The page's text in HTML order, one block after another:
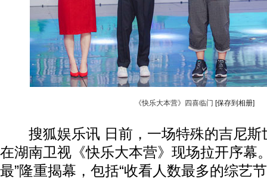
《快乐大本营》四喜临门 [保存到相册]
搜狐娱乐讯 日前，一场特殊的吉尼斯
在湖南卫视《快乐大本营》现场拉开序幕
最”隆重揭幕，包括“收看人数最多的综艺
动物系恋人啊 | 钟欣潼体验爱情哲学 南